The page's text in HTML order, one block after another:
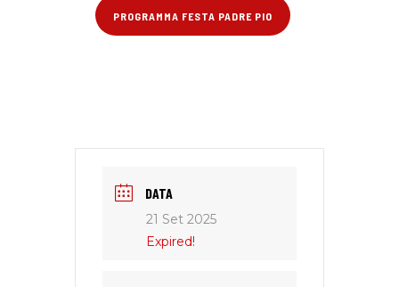
PROGRAMMA FESTA PADRE PIO
DATA
21 Set 2025
Expired!